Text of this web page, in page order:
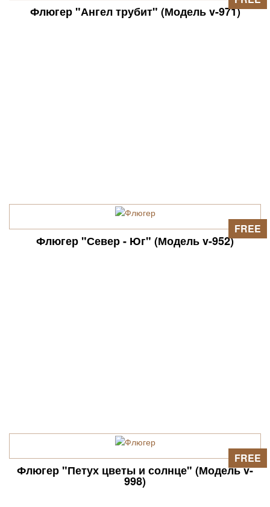
Флюгер "Ангел трубит" (Модель v-971)
Флюгер "Север - Юг" (Модель v-952)
FREE
Флюгер "Петух цветы и солнце" (Модель v-
998)
FREE